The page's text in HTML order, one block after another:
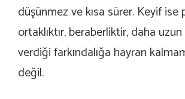
düşünmez ve kısa sürer. Keyif ise
ortaklıktır, beraberliktir, daha
verdiği farkındalığa hayran
değil.